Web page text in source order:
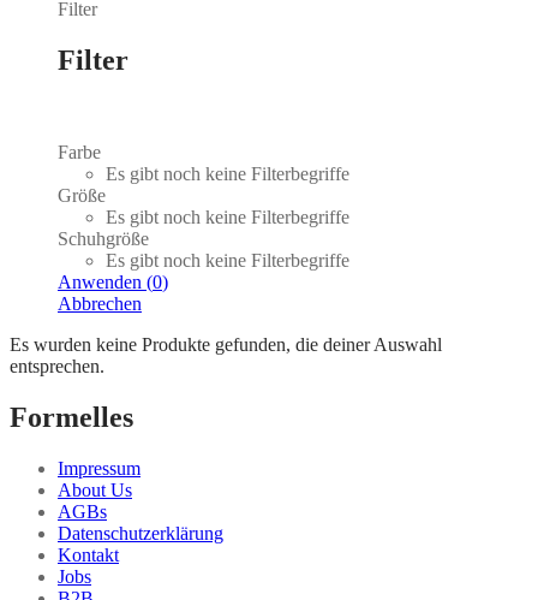
Filter
Filter
Farbe
Es gibt noch keine Filterbegriffe
Größe
Es gibt noch keine Filterbegriffe
Schuhgröße
Es gibt noch keine Filterbegriffe
Anwenden (0)
Abbrechen
Es wurden keine Produkte gefunden, die deiner Auswahl
entsprechen.
Formelles
Impressum
About Us
AGBs
Datenschutzerklärung
Kontakt
Jobs